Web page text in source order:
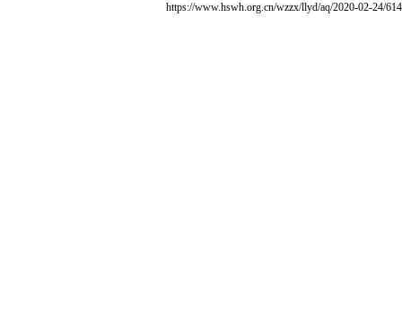
https://www.hswh.org.cn/wzzx/llyd/aq/2020-02-24/